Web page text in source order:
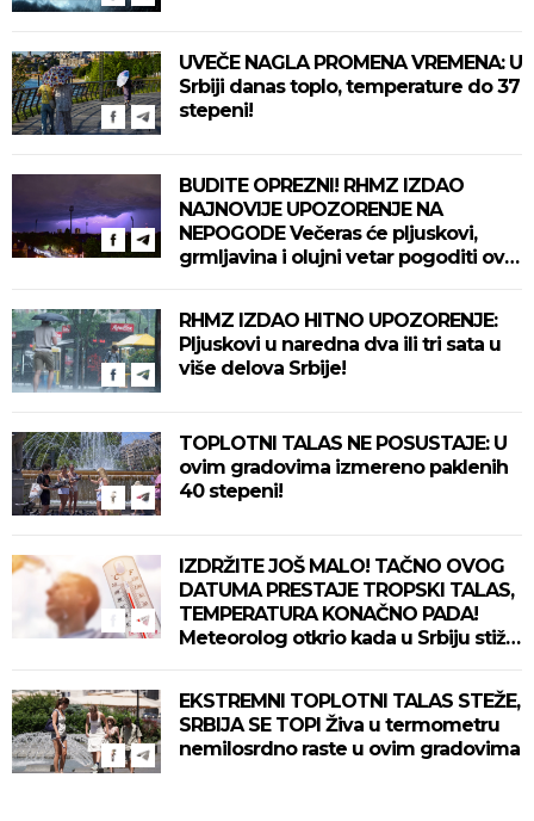
UVEČE NAGLA PROMENA VREMENA: U
Srbiji danas toplo, temperature do 37
stepeni!
BUDITE OPREZNI! RHMZ IZDAO
NAJNOVIJE UPOZORENJE NA
NEPOGODE Večeras će pljuskovi,
grmljavina i olujni vetar pogoditi ove
RHMZ IZDAO HITNO UPOZORENJE:
Pljuskovi u naredna dva ili tri sata u
više delova Srbije!
TOPLOTNI TALAS NE POSUSTAJE: U
ovim gradovima izmereno paklenih
40 stepeni!
IZDRŽITE JOŠ MALO! TAČNO OVOG
DATUMA PRESTAJE TROPSKI TALAS,
TEMPERATURA KONAČNO PADA!
Meteorolog otkrio kada u Srbiju stiže
EKSTREMNI TOPLOTNI TALAS STEŽE,
SRBIJA SE TOPI Živa u termometru
nemilosrdno raste u ovim gradovima